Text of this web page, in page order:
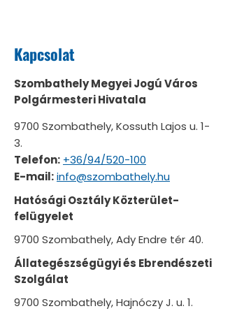
Kapcsolat
Szombathely Megyei Jogú Város
Polgármesteri Hivatala
9700 Szombathely, Kossuth Lajos u. 1-
3.
Telefon: +36/94/520-100
E-mail:info@szombathely.hu
Hatósági Osztály Közterület-
felügyelet
9700 Szombathely, Ady Endre tér 40.
Állategészségügyi és Ebrendészeti
Szolgálat
9700 Szombathely, Hajnóczy J. u. 1.